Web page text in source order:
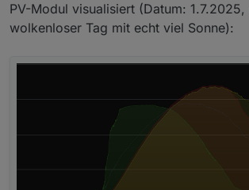
PV-Modul visualisiert (Datum:
wolkenloser Tag mit echt viel Sonne):